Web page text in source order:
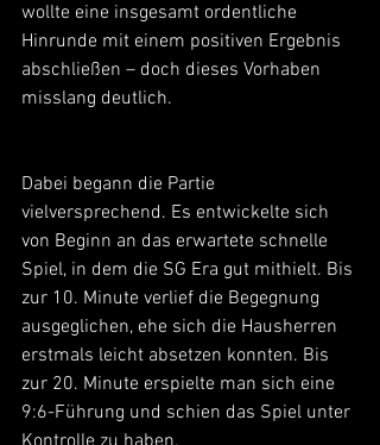
wollte eine insgesamt ordentliche
Hinrunde mit einem positiven Ergebnis
abschließen – doch dieses Vorhaben
misslang deutlich.
Dabei begann die Partie
vielversprechend. Es entwickelte sich
von Beginn an das erwartete schnelle
Spiel, in dem die SG Era gut mithielt. Bis
zur 10. Minute verlief die Begegnung
ausgeglichen, ehe sich die Hausherren
erstmals leicht absetzen konnten. Bis
zur 20. Minute erspielte man sich eine
9:6-Führung und schien das Spiel unter